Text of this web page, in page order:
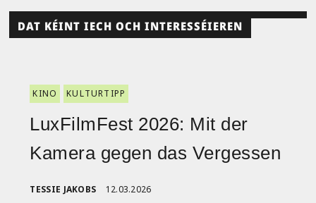
DAT KÉINT IECH OCH INTERESSÉIEREN
KINO KULTURTIPP
LuxFilmFest 2026: Mit der
Kamera gegen das Vergessen
TESSIE JAKOBS 12.03.2026